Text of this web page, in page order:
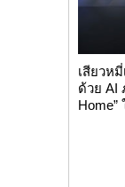
เสียวห
ด้วย AI
Home”